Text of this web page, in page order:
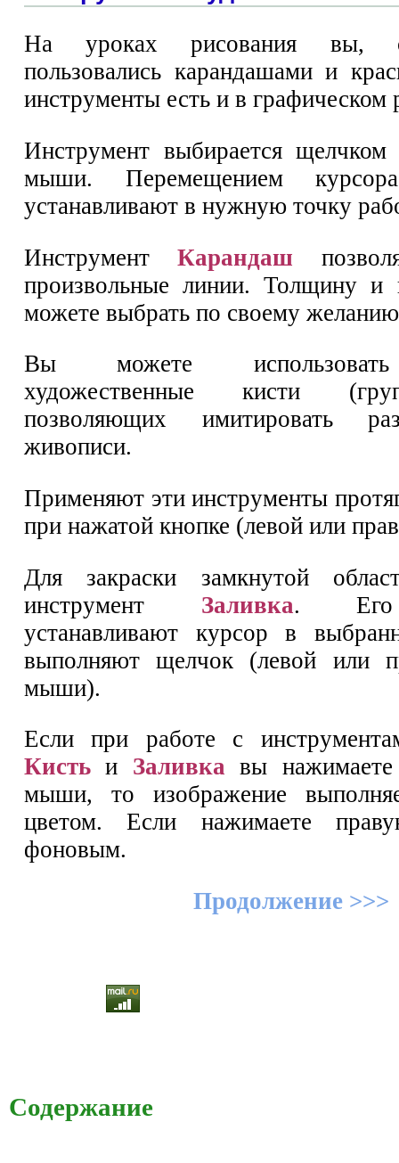
На уроках рисования вы,
пользовались карандашами и
инструменты есть и в графическом
Инструмент выбирается щелчком
мыши. Перемещением
устанавливают в нужную точку
ИнструментКарандаш
произвольные линии. Толщину и
можете выбрать по своему
Вы можете
художественные кисти
позволяющих имитировать
живописи.
Применяют эти инструменты
при нажатой кнопке (левой или
Для закраски замкнутой
инструмент Заливка. Его
устанавливают курсор в
выполняют щелчок (левой или
мыши).
Если при работе с
Кисть и Заливка вы
мыши, то изображение
цветом. Если нажимаете
фоновым.
Продолжение >>>
Содержание